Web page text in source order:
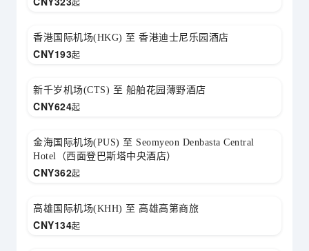
香港国际机场(HKG) 至 香港迪士尼乐园酒店
CNY193起
新千岁机场(CTS) 至 船舶花园薄野酒店
CNY624起
金海国际机场(PUS) 至 Seomyeon Denbasta Central
Hotel（西面登巴斯塔中央酒店）
CNY362起
高雄国际机场(KHH) 至 高雄高第商旅
CNY134起